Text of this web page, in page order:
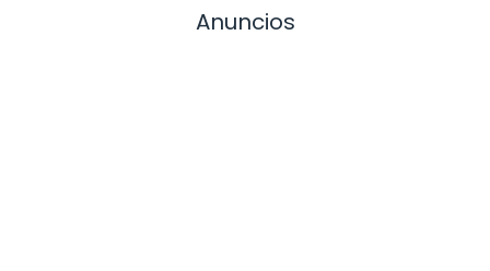
Anuncios